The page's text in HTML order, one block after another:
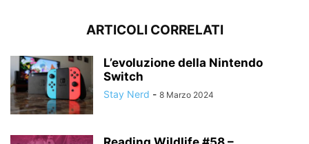
ARTICOLI CORRELATI
L’evoluzione della Nintendo
Switch
Stay Nerd - 8 Marzo 2024